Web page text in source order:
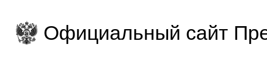
Официальный сайт